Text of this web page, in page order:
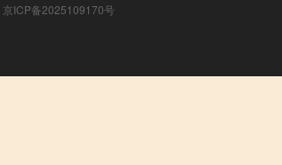
京ICP备2025109170号